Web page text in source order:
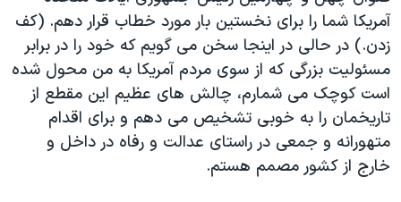
آمریکا شما را برای نخستین بار مورد خطاب قرار دهم. (کف
زدن.) در حالی در اینجا سخن می گویم که خود را در برابر
مسئولیت بزرگی که از سوی مردم آمریکا به من محول شده
است کوچک می شمارم، چالش های عظیم این مقطع از
تاریخمان را به خوبی تشخیص می دهم و برای اقدام
متهورانه و جمعی در راستای عدالت و رفاه در داخل و
خارج از کشور مصمم هستم.